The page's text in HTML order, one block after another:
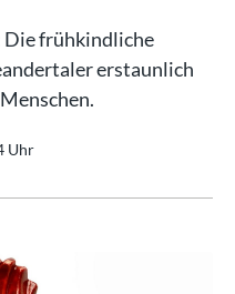
Die frühkindliche
erstaunlich
Uhr